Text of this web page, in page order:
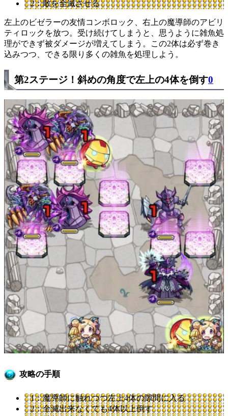
2：敵を全滅させる
左上のビゼラーの友情コンボロック、右上の魔導師のアビリ
ティロックを放つ。受け続けてしまうと、思うように雑魚処
理ができず被ダメージが増えてしまう。この2体は必ず巻き
込みつつ、できる限り多くの雑魚を処理しよう。
第2ステージ！斜めの角度で左上の4体を倒す0
攻略の手順
1：魔導師に触れつつ左上4体の隙間に入る
2：全滅出来なくても4体以上倒す